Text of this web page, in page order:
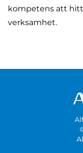
kompetens att
verksamhet.